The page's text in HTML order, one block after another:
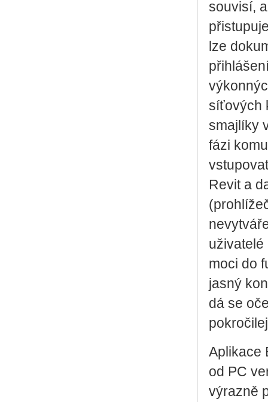
souvisí,
lze
síťových
smajlíky
fázi
Revit a
uživatelé
moci do
jasný
dá se
Aplikace
od PC
výrazně